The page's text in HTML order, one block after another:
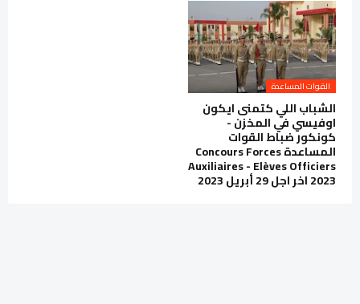
القوات المساعدة
الشباب اللي كتمنى ايكون
اوفيسي في المخزن -
كونكور ضباط القوات
المساعدة Concours Forces
Auxiliaires - Elèves Officiers
2023 اخر اجل 29 أبريل 2023